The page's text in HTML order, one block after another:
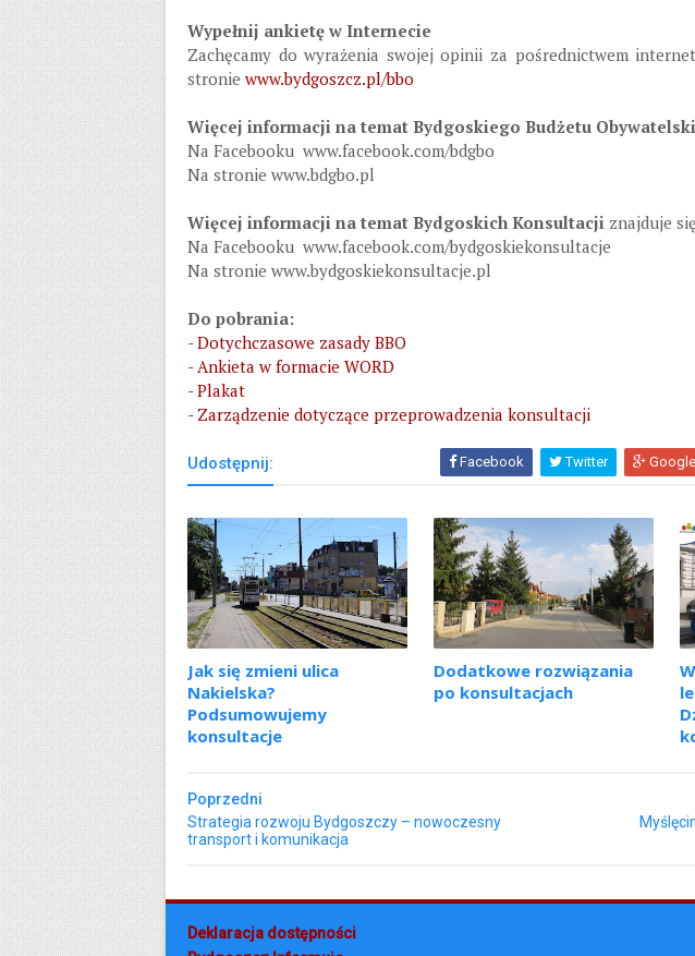
Wypełnij ankietę w Internecie
Zachęcamy do wyrażenia swojej opinii za pośrednictwem
stronie www.bydgoszcz.pl/bbo
Więcej informacji na temat Bydgoskiego Budżetu
Na Facebooku www.facebook.com/bdgbo
Na stronie www.bdgbo.pl
Więcej informacji na temat Bydgoskich Konsultacji znajduje
Na Facebooku www.facebook.com/bydgoskiekonsultacje
Na stronie www.bydgoskiekonsultacje.pl
Do pobrania:
- Dotychczasowe zasady BBO
- Ankieta w formacie WORD
- Plakat
- Zarządzenie dotyczące przeprowadzenia konsultacji
Udostępnij: Facebook Twitter
Jak się zmieni ulica
Nakielska?
Podsumowujemy
konsultacje
Dodatkowe rozwiązania
po konsultacjach
Poprzedni
Strategia rozwoju Bydgoszczy – nowoczesny
transport i komunikacja
Deklaracja dostępności